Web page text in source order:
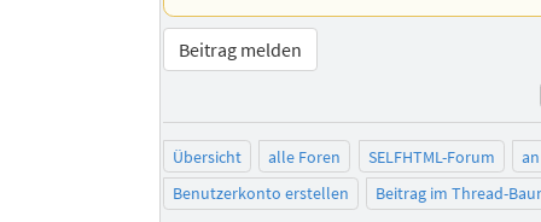
Beitrag melden
Übersicht alle Foren SELFHTML-Forum
Benutzerkonto erstellen
Beitrag im Thread-